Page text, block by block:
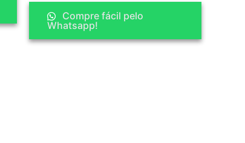
Compre fácil pelo
Whatsapp!